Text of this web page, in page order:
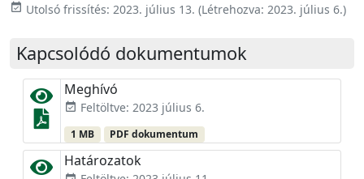
event_available Utolsó frissítés: 2023. július 13. (Létrehozva: 2023. július 6.)
Kapcsolódó dokumentumok
Meghívó
event_available Feltöltve: 2023 július 6.
1 MB PDF dokumentum
Határozatok